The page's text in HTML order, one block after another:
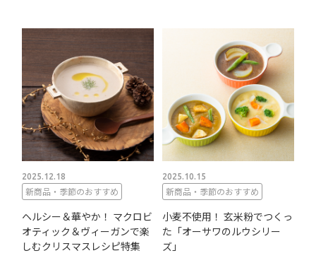
2025.12.18
新商品・季節のおすすめ
ヘルシー＆華やか！ マクロビ
オティック＆ヴィーガンで楽
しむクリスマスレシピ特集
2025.10.15
新商品・季節のおすすめ
小麦不使用！ 玄米粉でつくっ
た「オーサワのルウシリー
ズ」